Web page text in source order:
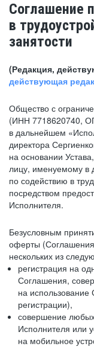
Соглашение
в
занятости
(Редакция,
действующая
Общество с
(ИНН 7718620740,
в дальнейшем
директора
на основании
лицу, именуемому в
по содействию в
посредством
Исполнителя.
Безусловным
оферты
нескольких из
регистрация на
Соглашения,
на использование
регистрации),
совершение
Исполнителя или
на мобильное